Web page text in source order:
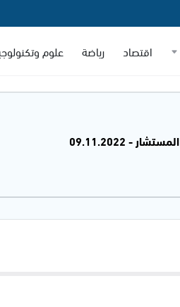
اقتصاد رياضة علوم
المستشار - 09.11.2022